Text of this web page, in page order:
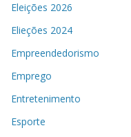
Eleições 2026
Elieções 2024
Empreendedorismo
Emprego
Entretenimento
Esporte